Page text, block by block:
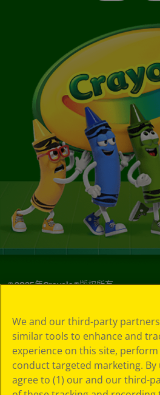
© 2025年Crayola®版权所有。
We and our third-party
similar tools to enhance and
experience on this site,
conduct targeted marketing. By
agree to (1) our and our third-